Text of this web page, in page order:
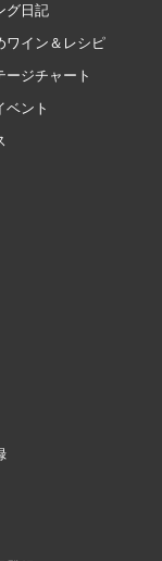
グ日記
ワイン＆レシピ
ージチャート
ベント